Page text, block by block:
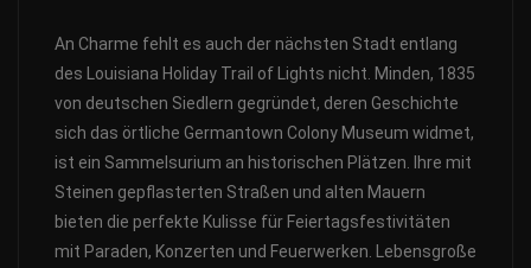
An Charme fehlt es auch der nächsten Stadt entlang
des Louisiana Holiday Trail of Lights nicht. Minden, 1835
von deutschen Siedlern gegründet, deren Geschichte
sich das örtliche Germantown Colony Museum widmet,
ist ein Sammelsurium an historischen Plätzen. Ihre mit
Steinen gepflasterten Straßen und alten Mauern
bieten die perfekte Kulisse für Feiertagsfestivitäten
mit Paraden, Konzerten und Feuerwerken. Lebensgroße